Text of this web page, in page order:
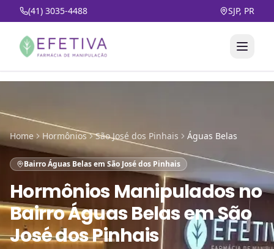
(41) 3035-4488 SJP, PR
Home Hormônios São José dos Pinhais Águas Belas
Bairro Águas Belas em São José dos Pinhais
Hormônios Manipuladosno
Bairro Águas Belas em São
José dos Pinhais